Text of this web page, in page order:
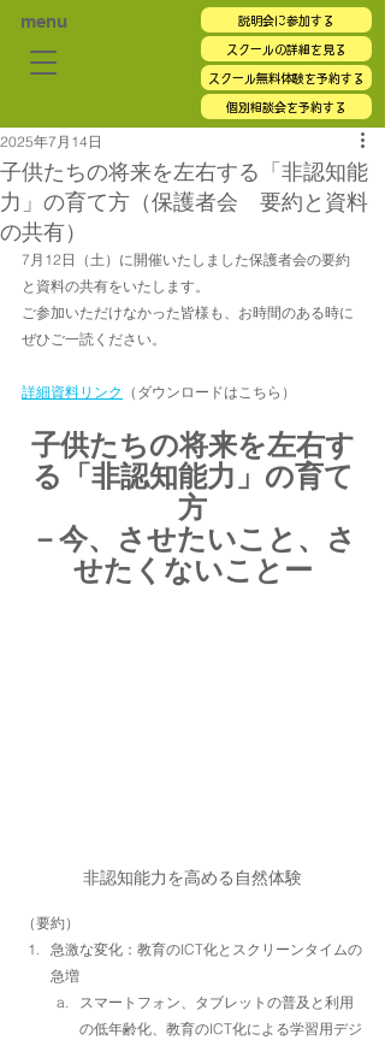
menu 説明会に参加する
スクールの詳細を見る
スクール無料体験を予約する
個別相談会を予約する
子供たちの将来を左右する「非認知能
力」の育て方（保護者会 要約と資料
の共有）
2025年7月14日
7月12日（土）に開催いたしました保護者会の要約
と資料の共有をいたします。
ご参加いただけなかった皆様も、お時間のある時に
ぜひご一読ください。
詳細資料リンク （ダウンロードはこちら）
子供たちの将来を左右す
る「非認知能力」の育て
方
－今、させたいこと、さ
せたくないことー
非認知能力を高める自然体験
（要約）
急激な変化：教育のICT化とスクリーンタイムの
急増
スマートフォン、タブレットの普及と利用
の低年齢化、教育のICT化による学習用デジ